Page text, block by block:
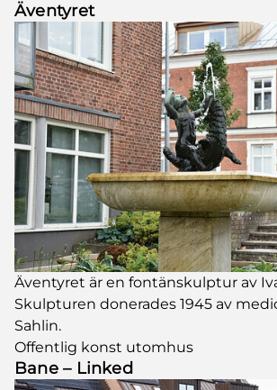
Äventyret
Äventyret är en fontänskulptur av
Skulpturen donerades 1945 av
Sahlin.
Offentlig konst utomhus
Bane – Linked